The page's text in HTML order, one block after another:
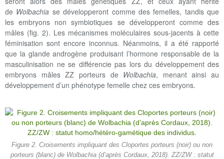
de Wolbachia se développeront comme des femelles, tandis que
les embryons non symbiotiques se développeront comme des
mâles (fig. 2). Les mécanismes moléculaires sous-jacents à cette
féminisation sont encore inconnus. Néanmoins, il a été rapporté
que la glande androgène produisant l’hormone responsable de la
masculinisation ne se différencie pas lors du développement des
embryons mâles ZZ porteurs de Wolbachia, menant ainsi au
développement d’un phénotype femelle chez ces embryons.
Figure 2. Croisements impliquant des Cloportes porteurs (noir) ou non
porteurs (blanc) de Wolbachia (d’après Cordaux, 2018). ZZ/ZW : statut